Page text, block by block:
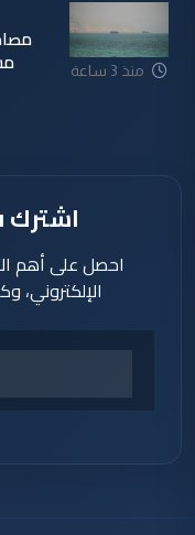
منذ 3 ساعة
اشترك
احصل على أهم
الإلكتروني،